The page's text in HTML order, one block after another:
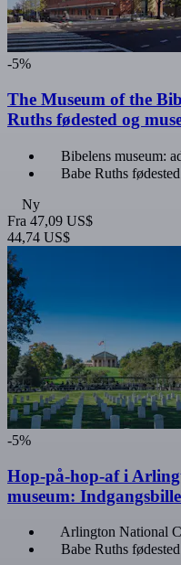
-5%
The Museum of the
Ruths fødested og
Bibelens museum:
Babe Ruths
Ny
Fra 47,09 US$
44,74 US$
-5%
Hop-på-hop-af i
museum:
Arlington National
Babe Ruths